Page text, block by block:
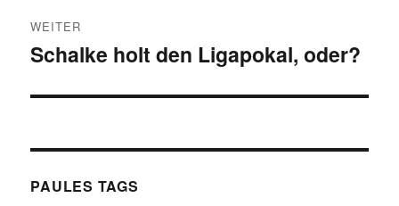
WEITER
Nächster
Schalke holt den Ligapokal, oder?
PAULES TAGS